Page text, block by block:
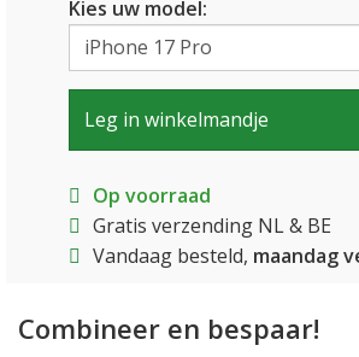
Kies uw model:
Leg in winkelmandje
Op voorraad
Gratis verzending NL & BE
Vandaag besteld, maandag
Combineer en bespaar!